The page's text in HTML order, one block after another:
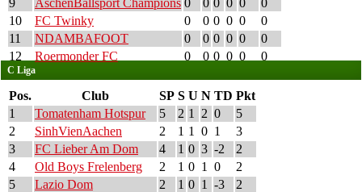
9
AschenBallsport Champions 0 0 0 0 0
0
10
FC Twinky 0 0 0 0 0
0
11
NDAMBAFOOT 0 0 0 0 0
0
12
Roermonder FC 0 0 0 0 0 0
C Liga
Pos. Club SP S U N TD Pkt
1
Tomatenham Hotspur 5 2 1 2 0
5
2
SinhVienAachen 2 1 1 0 1
3
3
FC Lieber Am Dom 4 1 0 3 -2
2
4
Old Boys Frelenberg 2 1 0 1 0
2
5
Lazio Dom 2 1 0 1 -3
2